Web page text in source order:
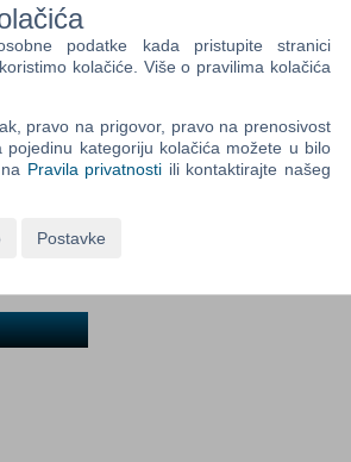
Field
One
Newsletter
Control
podatke kada pristupite stranici
kolačiće. Više o pravilima kolačića
pravo na prigovor, pravo na prenosivost
kategoriju kolačića možete u bilo
Pravila privatnosti ili kontaktirajte našeg
Postavke